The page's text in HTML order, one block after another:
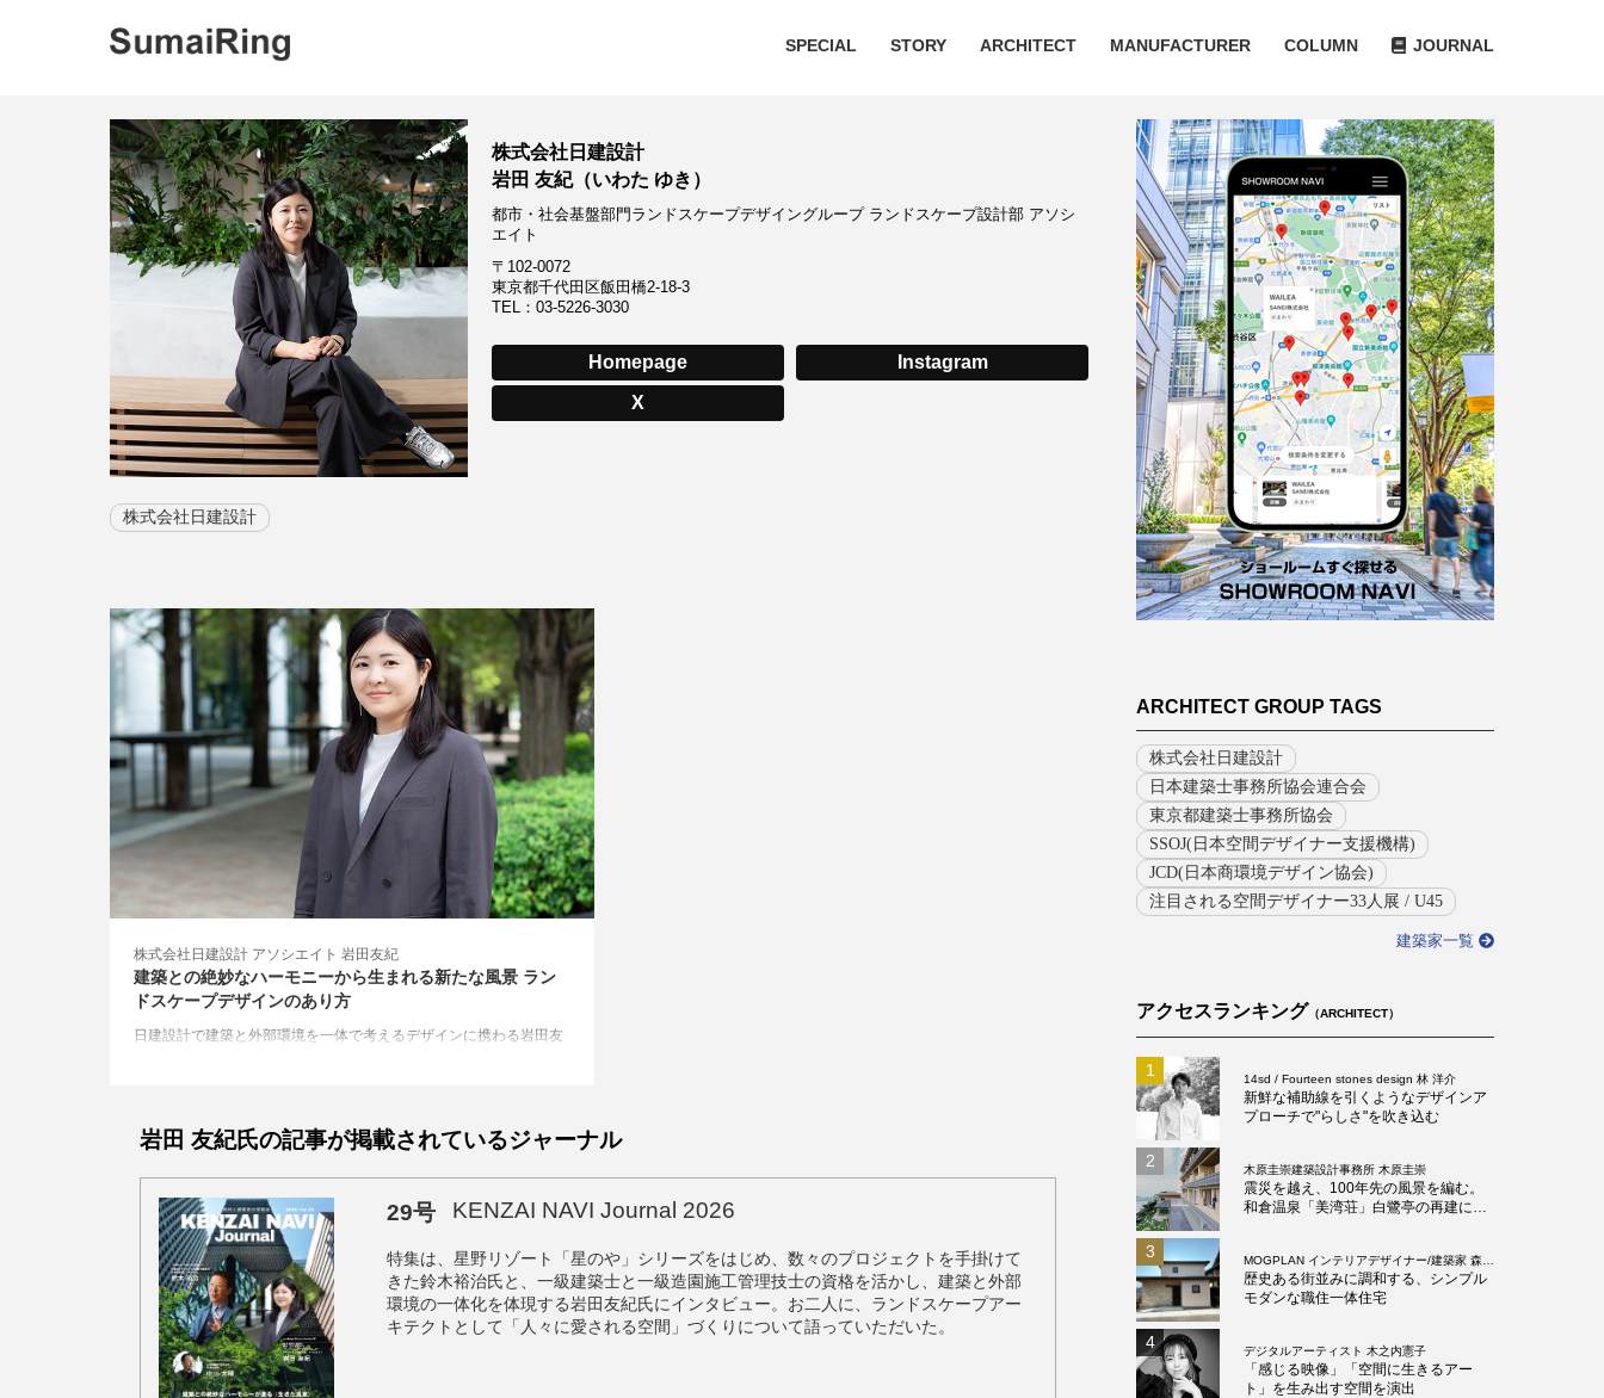
SPECIAL STORY ARCHITECT MANUFACTURER COLUMN JOURNAL
株式会社日建設計
岩田 友紀（いわた ゆき）
都市・社会基盤部門ランドスケープデザイングループ ランドスケープ設計部 アソシ
エイト
〒102-0072
東京都千代田区飯田橋2-18-3
TEL：03-5226-3030
Homepage
Instagram
X
株式会社日建設計
株式会社日建設計 アソシエイト 岩田友紀
建築との絶妙なハーモニーから生まれる新たな風景 ラン
ドスケープデザインのあり方
日建設計で建築と外部環境を一体で考えるデザインに携わる岩田友
岩田 友紀氏の記事が掲載されているジャーナル
29号 KENZAI NAVI Journal 2026
特集は、星野リゾート「星のや」シリーズをはじめ、数々のプロジェクトを手掛けて
きた鈴木裕治氏と、一級建築士と一級造園施工管理技士の資格を活かし、建築と外部
環境の一体化を体現する岩田友紀氏にインタビュー。お二人に、ランドスケープアー
キテクトとして「人々に愛される空間」づくりについて語っていただいた。
ARCHITECT GROUP TAGS
株式会社日建設計
日本建築士事務所協会連合会
東京都建築士事務所協会
SSOJ(日本空間デザイナー支援機構)
JCD(日本商環境デザイン協会)
注目される空間デザイナー33人展 / U45
建築家一覧
アクセスランキング （ARCHITECT）
1 14sd / Fourteen stones design 林 洋介
新鮮な補助線を引くようなデザインア
プローチで"らしさ"を吹き込む
2 木原圭崇建築設計事務所 木原圭崇
震災を越え、100年先の風景を編む。
和倉温泉「美湾荘」白鷺亭の再建に見
3
MOGPLAN インテリアデザイナー/建築家 森井
康順
歴史ある街並みに調和する、シンプル
モダンな職住一体住宅
4 デジタルアーティスト 木之内憲子
「感じる映像」「空間に生きるアー
ト」を生み出す空間を演出